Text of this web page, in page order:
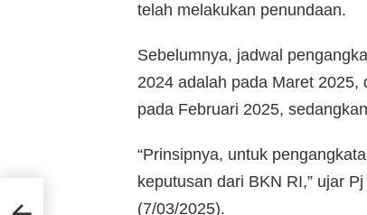
telah melakukan penundaan.
Sebelumnya, jadwal
2024 adalah pada Maret 2025,
pada Februari 2025,
“Prinsipnya, untuk
keputusan dari BKN RI,” ujar
(7/03/2025).